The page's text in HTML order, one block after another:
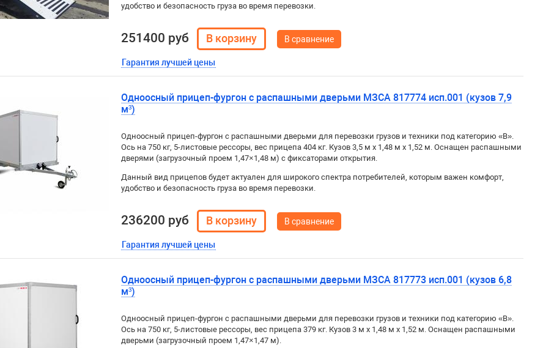
удобство и безопасность груза во время перевозки.
251400 руб
Гарантия лучшей цены
В сравнение
Одноосный прицеп-фургон с распашными дверьми МЗСА 817774 исп.001 (кузов 7,9
м³)
Одноосный прицеп-фургон с распашными дверьми для перевозки грузов и техники под категорию «B».
Ось на 750 кг, 5-листовые рессоры, вес прицепа 404 кг. Кузов 3,5 м x 1,48 м x 1,52 м. Оснащен распашными
дверями (загрузочный проем 1,47×1,48 м) с фиксаторами открытия.
Данный вид прицепов будет актуален для широкого спектра потребителей, которым важен комфорт,
удобство и безопасность груза во время перевозки.
236200 руб
Гарантия лучшей цены
В сравнение
Одноосный прицеп-фургон с распашными дверьми МЗСА 817773 исп.001 (кузов 6,8
м³)
Одноосный прицеп-фургон с распашными дверьми для перевозки грузов и техники под категорию «B».
Ось на 750 кг, 5-листовые рессоры, вес прицепа 379 кг. Кузов 3 м x 1,48 м x 1,52 м. Оснащен распашными
дверьми (загрузочный проем 1,47×1,47 м).